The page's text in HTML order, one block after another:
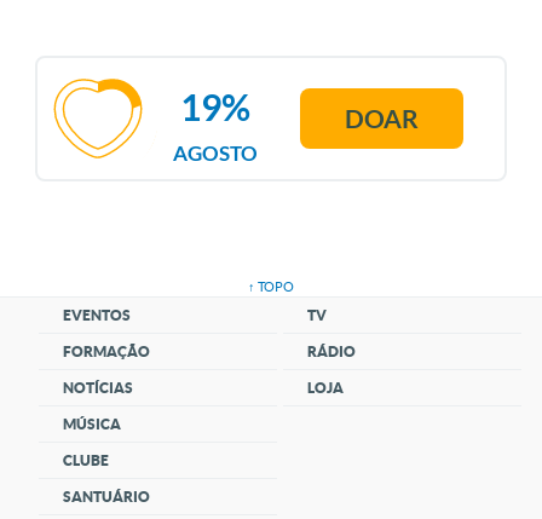
AGOSTO
19% DOAR
↑ TOPO
EVENTOS
FORMAÇÃO
NOTÍCIAS
MÚSICA
CLUBE
SANTUÁRIO
TV
RÁDIO
LOJA